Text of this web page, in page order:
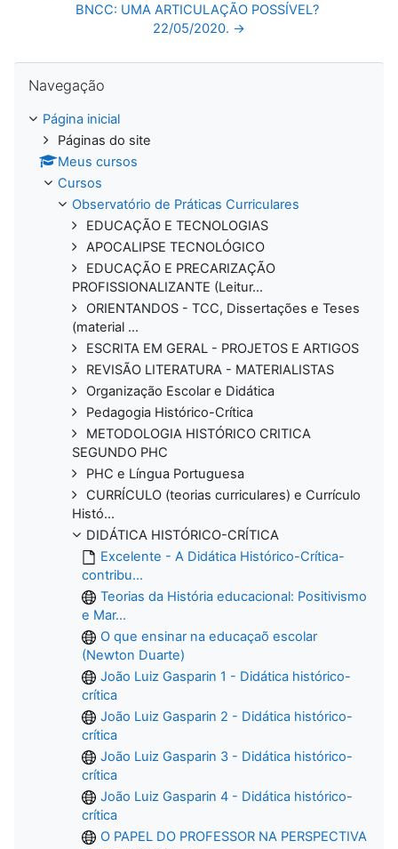
BNCC: UMA ARTICULAÇÃO POSSÍVEL?
22/05/2020. →
Navegação
Página inicial
Páginas do site
Meus cursos
Cursos
Observatório de Práticas Curriculares
EDUCAÇÃO E TECNOLOGIAS
APOCALIPSE TECNOLÓGICO
EDUCAÇÃO E PRECARIZAÇÃO
PROFISSIONALIZANTE (Leitur...
ORIENTANDOS - TCC, Dissertações e Teses
(material ...
ESCRITA EM GERAL - PROJETOS E ARTIGOS
REVISÃO LITERATURA - MATERIALISTAS
Organização Escolar e Didática
Pedagogia Histórico-Crítica
METODOLOGIA HISTÓRICO CRITICA
SEGUNDO PHC
PHC e Língua Portuguesa
CURRÍCULO (teorias curriculares) e Currículo
Histó...
DIDÁTICA HISTÓRICO-CRÍTICA
Excelente - A Didática Histórico-Crítica-
contribu...
Teorias da História educacional: Positivismo
e Mar...
O que ensinar na educaçaõ escolar
(Newton Duarte)
João Luiz Gasparin 1 - Didática histórico-
crítica
João Luiz Gasparin 2 - Didática histórico-
crítica
João Luiz Gasparin 3 - Didática histórico-
crítica
João Luiz Gasparin 4 - Didática histórico-
crítica
O PAPEL DO PROFESSOR NA PERSPECTIVA